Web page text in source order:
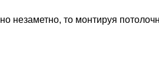
незаметно, то монтируя